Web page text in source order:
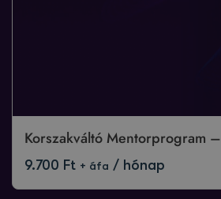
Korszakváltó Mentorprogram
9.700 Ft + áfa / hónap